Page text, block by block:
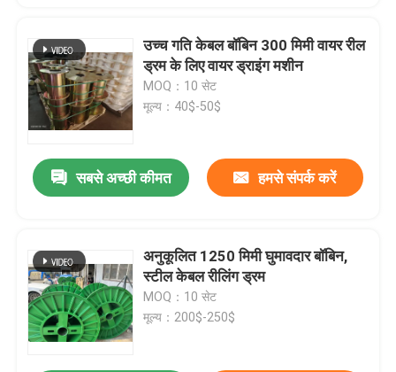
उच्च गति केबल बॉबिन 300 मिमी वायर रील
ड्रम के लिए वायर ड्राइंग मशीन
MOQ：10 सेट
मूल्य：40$-50$
सबसे अच्छी कीमत हमसे संपर्क करें
अनुकूलित 1250 मिमी घुमावदार बॉबिन,
स्टील केबल रीलिंग ड्रम
MOQ：10 सेट
मूल्य：200$-250$